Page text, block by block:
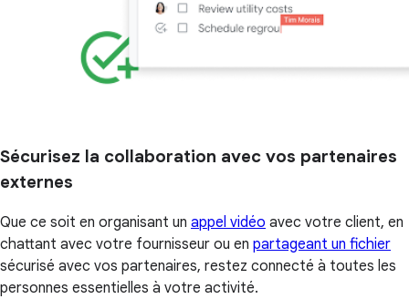
Sécurisez la collaboration avec vos partenaires
externes
Que ce soit en organisant un appel vidéo avec votre client, en
chattant avec votre fournisseur ou en partageant un fichier
sécurisé avec vos partenaires, restez connecté à toutes les
personnes essentielles à votre activité.